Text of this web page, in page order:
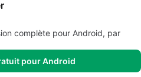
complète pour Android, par
pour Android